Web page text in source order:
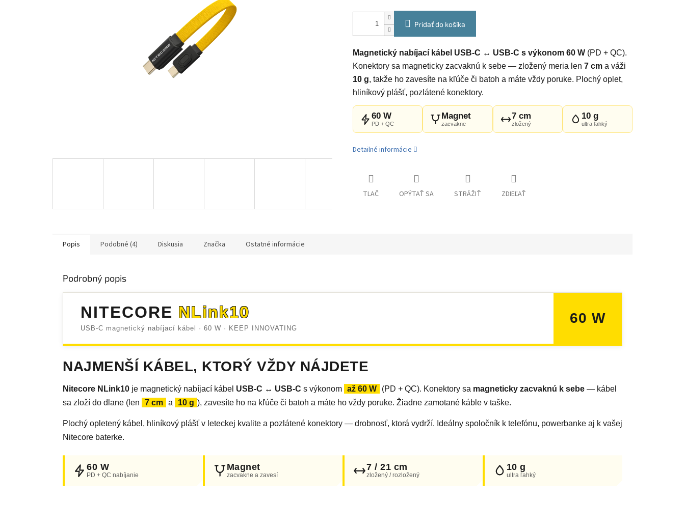
Pridať do košíka
Magnetický nabíjací kábel USB-C ↔ USB-C s výkonom 60 W (PD + QC).
Konektory sa magneticky zacvaknú k sebe — zložený meria len 7 cm a váži
10 g, takže ho zavesíte na kľúče či batoh a máte vždy poruke. Plochý oplet,
hliníkový plášť, pozlátené konektory.
60 W
PD + QC
Magnet
zacvakne
7 cm
zložený
10 g
ultra ľahký
Detailné informácie
TLAČ OPÝTAŤ SA STRÁŽIŤ ZDIEĽAŤ
Popis Podobné (4) Diskusia Značka Ostatné informácie
Podrobný popis
NITECORE NLink10
USB-C magnetický nabíjací kábel · 60 W · KEEP INNOVATING
60 W
NAJMENŠÍ KÁBEL, KTORÝ VŽDY NÁJDETE
Nitecore NLink10 je magnetický nabíjací kábel USB-C ↔ USB-C s výkonom až 60 W (PD + QC). Konektory sa magneticky zacvaknú k sebe — kábel
sa zloží do dlane (len
7 cm a 10 g ), zavesíte ho na kľúče či batoh a máte ho vždy poruke. Žiadne zamotané káble v taške.
Plochý opletený kábel, hliníkový plášť v leteckej kvalite a pozlátené konektory — drobnosť, ktorá vydrží. Ideálny spoločník k telefónu, powerbanke aj k vašej
Nitecore baterke.
60 W
PD + QC nabíjanie
Magnet
zacvakne a zavesí
7 / 21 cm
zložený / rozložený
10 g
ultra ľahký